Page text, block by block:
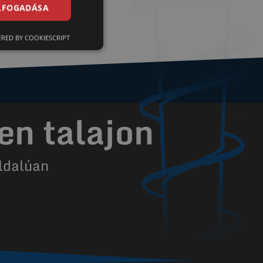
talajon
BY COOKIESCRIPT